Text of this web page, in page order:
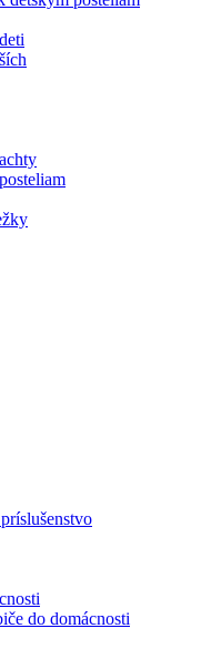
do domácnosti